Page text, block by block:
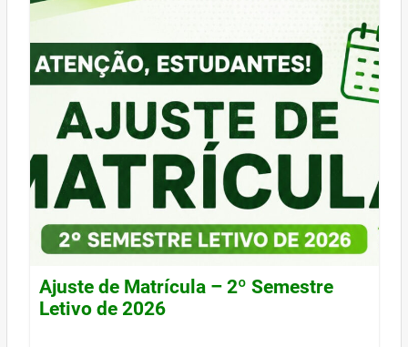
Ajuste de Matrícula – 2º Semestre
Letivo de 2026